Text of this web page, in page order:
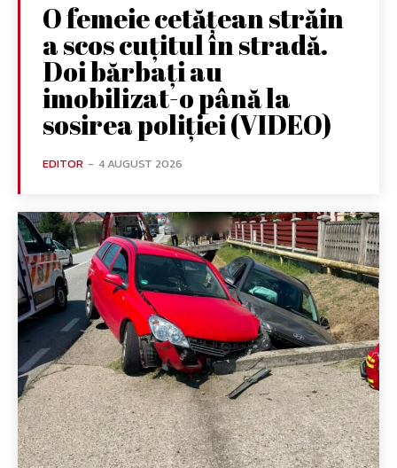
O femeie cetățean străin
a scos cuțitul în stradă.
Doi bărbați au
imobilizat-o până la
sosirea poliției (VIDEO)
EDITOR - 4 AUGUST 2026